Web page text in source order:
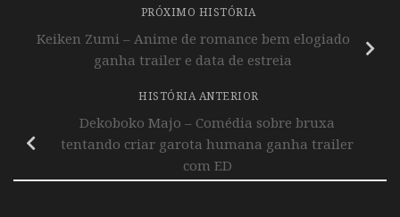
PRÓXIMO HISTÓRIA
Keiken Zumi – Anime de romance bem elogiado
ganha trailer e data de estreia
HISTÓRIA ANTERIOR
Dekoboko Majo – Comédia sobre bruxa
tentando criar garota humana ganha trailer
com ED